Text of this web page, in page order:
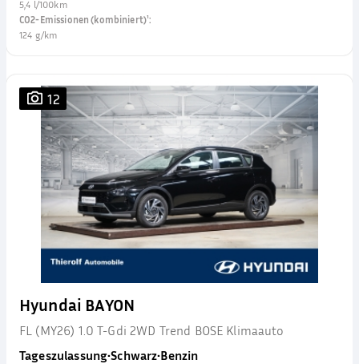
5,4 l/100km
CO2-Emissionen (kombiniert)¹:
124 g/km
12
Hyundai BAYON
FL (MY26) 1.0 T-Gdi 2WD Trend BOSE Klimaauto
Tageszulassung•Schwarz•Benzin